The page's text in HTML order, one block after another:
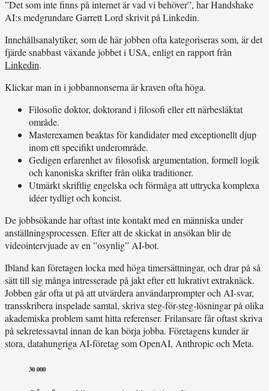
”Det som inte finns på internet är vad vi behöver”, har Handshake
AI:s medgrundare Garrett Lord skrivit på Linkedin.
Innehållsanalytiker, som de här jobben ofta kategoriseras som, är det
fjärde snabbast växande jobbet i USA, enligt en rapport från
Linkedin.
Klickar man in i jobbannonserna är kraven ofta höga.
Filosofie doktor, doktorand i filosofi eller ett närbesläktat
område.
Masterexamen beaktas för kandidater med exceptionellt djup
inom ett specifikt underområde.
Gedigen erfarenhet av filosofisk argumentation, formell logik
och kanoniska skrifter från olika traditioner.
Utmärkt skriftlig engelska och förmåga att uttrycka komplexa
idéer tydligt och koncist.
De jobbsökande har oftast inte kontakt med en människa under
anställningsprocessen. Efter att de skickat in ansökan blir de
videointervjuade av en ”osynlig” AI-bot.
Ibland kan företagen locka med höga timersättningar, och drar på så
sätt till sig många intresserade på jakt efter ett lukrativt extraknäck.
Jobben går ofta ut på att utvärdera användarprompter och AI-svar,
transskribera inspelade samtal, skriva steg-för-steg-lösningar på olika
akademiska problem samt hitta referenser. Frilansare får oftast skriva
på sekretessavtal innan de kan börja jobba. Företagens kunder är
stora, datahungriga AI-företag som OpenAI, Anthropic och Meta.
30 000